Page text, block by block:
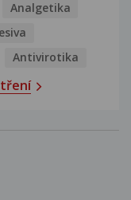
Analgetika
Antivirotika